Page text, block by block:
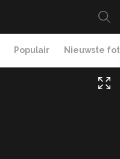
Populair Nieuwste